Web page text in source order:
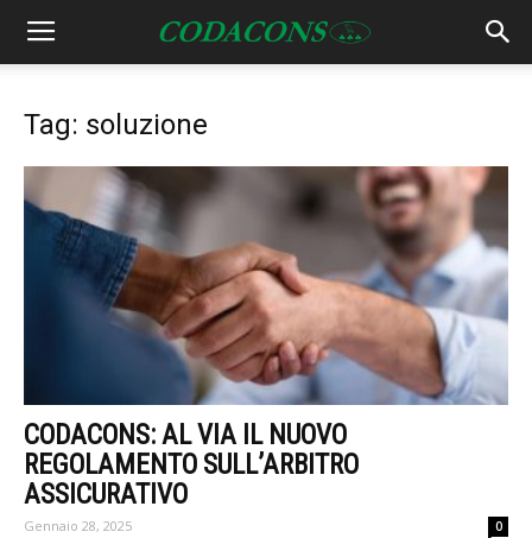
Tag: soluzione
CODACONS: AL VIA IL NUOVO
REGOLAMENTO SULL’ARBITRO
ASSICURATIVO
Gennaio 28, 2025 0